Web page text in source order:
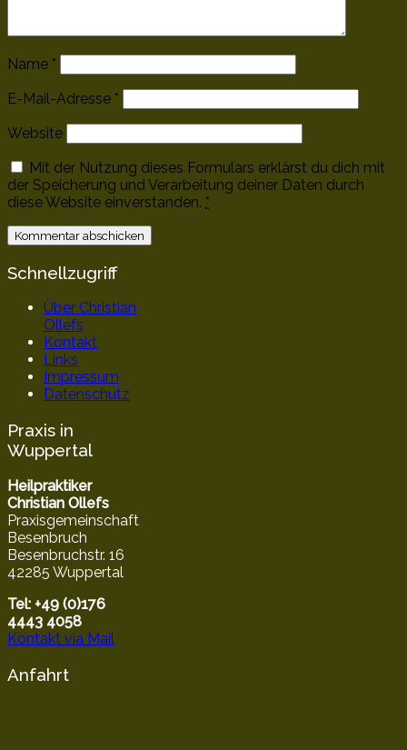
Name *
E-Mail-Adresse *
Website
Mit der Nutzung dieses Formulars erklärst du dich mit
der Speicherung und Verarbeitung deiner Daten durch
diese Website einverstanden. *
Schnellzugriff
Über Christian
Ollefs
Kontakt
Links
Impressum
Datenschutz
Praxis in
Wuppertal
Heilpraktiker
Christian Ollefs
Praxisgemeinschaft
Besenbruch
Besenbruchstr. 16
42285 Wuppertal
Tel: +49 (0)176
4443 4058
Kontakt via Mail
Anfahrt